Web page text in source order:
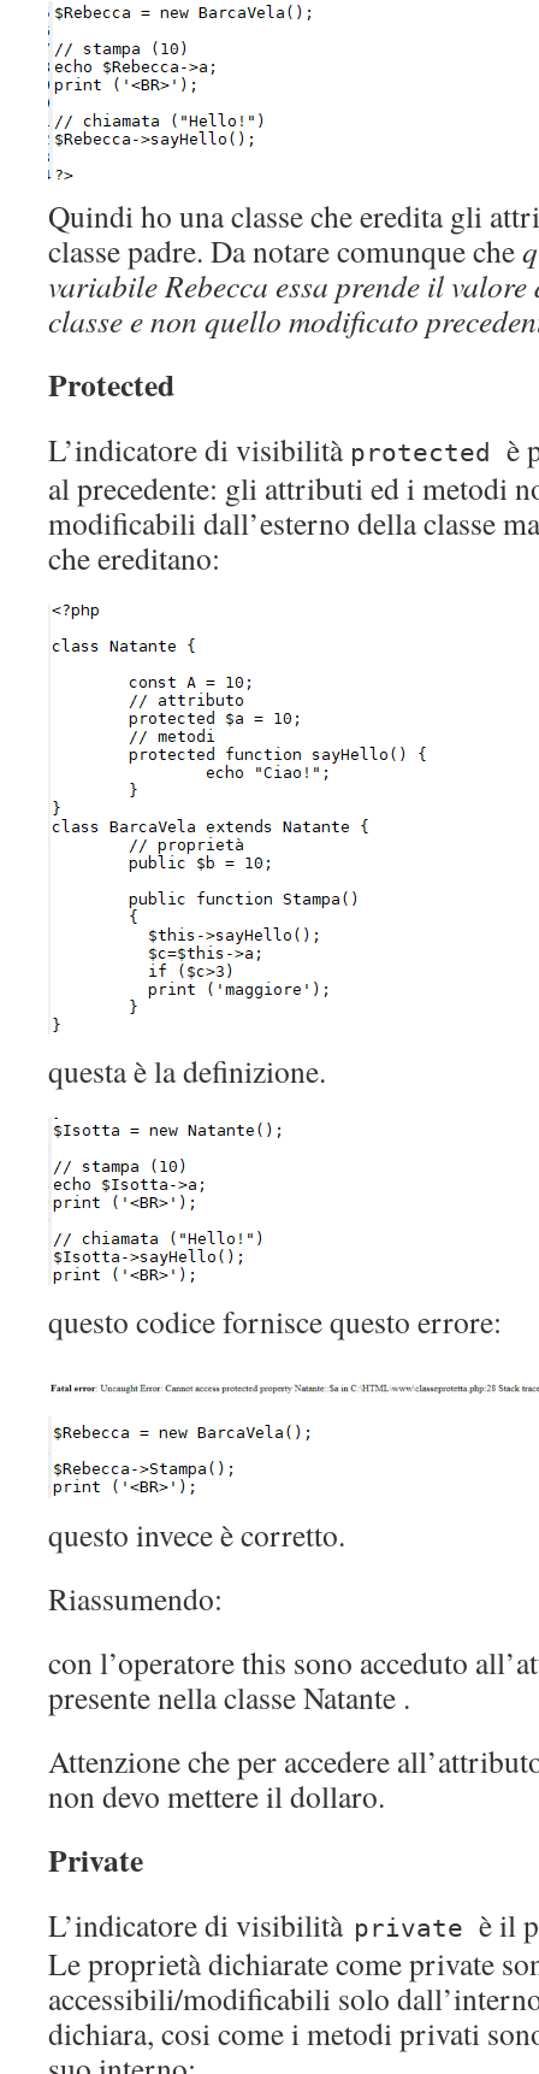
Quindi ho una classe che eredita gli
classe padre. Da notare comunque che
variabile Rebecca essa prende il
classe e non quello modificato
Protected
L’indicatore di visibilità protected è
al precedente: gli attributi ed i metodi
modificabili dall’esterno della classe
che ereditano:
questa è la definizione.
questo codice fornisce questo errore:
questo invece è corretto.
Riassumendo:
con l’operatore this sono acceduto
presente nella classe Natante .
Attenzione che per accedere
non devo mettere il dollaro.
Private
L’indicatore di visibilità private è il
Le proprietà dichiarate come private
accessibili/modificabili solo
dichiara, cosi come i metodi privati